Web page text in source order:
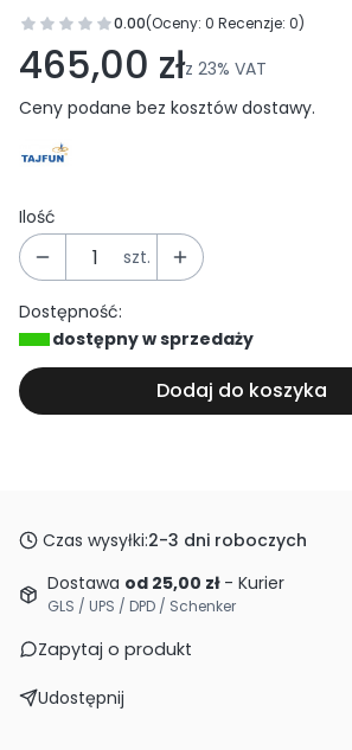
0.00(Oceny: 0 Recenzje: 0)
Przejdź do sekcji Opinie
465,00 złz 23% VAT
Ceny podane bez kosztów dostawy.
Ilość
szt.
Dostępność:
dostępny w sprzedaży
Dodaj do koszyka
Czas wysyłki:2-3 dni roboczych
Dostawa od 25,00 zł - Kurier
GLS / UPS / DPD / Schenker
Zapytaj o produkt
Udostępnij